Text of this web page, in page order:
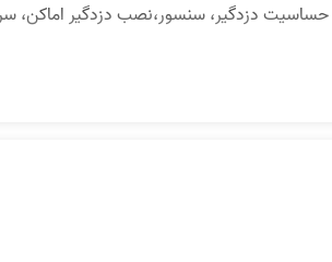
دزدگیر، سنسور،نصب دزدگیر اماکن،